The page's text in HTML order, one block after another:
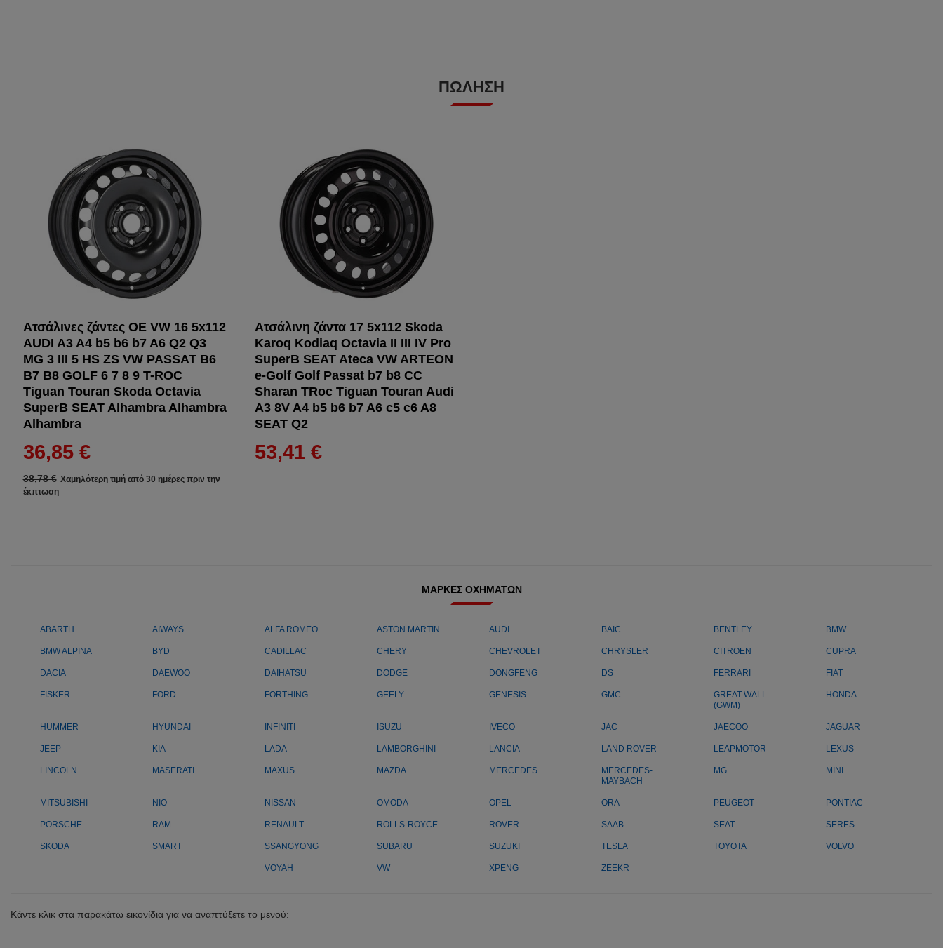
ΠΏΛΗΣΗ
Ατσάλινες ζάντες OE VW 16 5x112
AUDI A3 A4 b5 b6 b7 A6 Q2 Q3
MG 3 III 5 HS ZS VW PASSAT B6
B7 B8 GOLF 6 7 8 9 T-ROC
Tiguan Touran Skoda Octavia
SuperB SEAT Alhambra Alhambra
Alhambra
38,78 € Χαμηλότερη τιμή από 30 ημέρες πριν την
έκπτωση
36,85 €
Ατσάλινη ζάντα 17 5x112 Skoda
Karoq Kodiaq Octavia II III IV Pro
SuperB SEAT Ateca VW ARTEON
e-Golf Golf Passat b7 b8 CC
Sharan TRoc Tiguan Touran Audi
A3 8V A4 b5 b6 b7 A6 c5 c6 A8
SEAT Q2
53,41 €
ΜΆΡΚΕΣ ΟΧΗΜΆΤΩΝ
ABARTH AIWAYS ALFA ROMEO ASTON MARTIN AUDI BAIC BENTLEY BMW
BMW ALPINA BYD CADILLAC CHERY CHEVROLET CHRYSLER CITROEN CUPRA
DACIA DAEWOO DAIHATSU DODGE DONGFENG DS FERRARI FIAT
FISKER FORD FORTHING GEELY GENESIS GMC
GREAT WALL
(GWM)
HONDA
HUMMER HYUNDAI INFINITI ISUZU IVECO JAC JAECOO JAGUAR
JEEP KIA LADA LAMBORGHINI LANCIA LAND ROVER LEAPMOTOR LEXUS
LINCOLN MASERATI MAXUS MAZDA MERCEDES
MERCEDES-
MAYBACH
MG MINI
MITSUBISHI NIO NISSAN OMODA OPEL ORA PEUGEOT PONTIAC
PORSCHE RAM RENAULT ROLLS-ROYCE ROVER SAAB SEAT SERES
SKODA SMART SSANGYONG SUBARU SUZUKI TESLA TOYOTA VOLVO
VOYAH VW XPENG ZEEKR
Κάντε κλικ στα παρακάτω εικονίδια για να αναπτύξετε το μενού: